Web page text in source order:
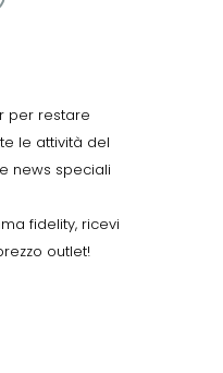
per restare
le attività del
news speciali
fidelity, ricevi
outlet!